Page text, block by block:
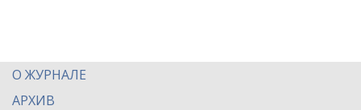
О ЖУРНАЛЕ
АРХИВ